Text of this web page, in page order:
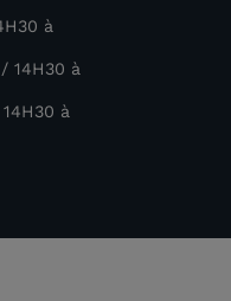
à
14H30 à
à